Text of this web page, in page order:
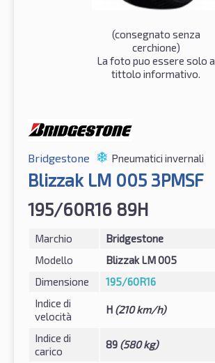
(consegnato senza
cerchione)
La foto puo essere solo a
tittolo informativo.
Bridgestone Pneumatici invernali
Blizzak LM 005 3PMSF
195/60R16 89H
Marchio
Bridgestone
Modello
Blizzak LM 005
Dimensione
195/60R16
Indice di
velocità
H (210 km/h)
Indice di
carico
89 (580 kg)